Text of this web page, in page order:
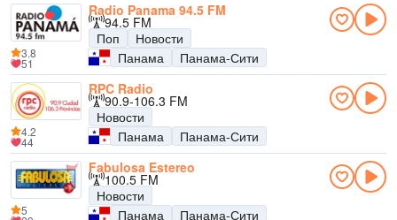
Radio Panama 94.5 FM
94.5 FM
Поп
Новости
Панама
Панама-Сити
3.8
51
RPC Radio
90.9-106.3 FM
Новости
Панама
Панама-Сити
4.2
44
Fabulosa Estereo
100.5 FM
Новости
Панама
Панама-Сити
5